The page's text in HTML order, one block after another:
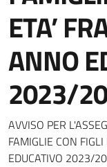
ETA’
ANNO
2023/
Dettagli
AVVISO PER
FAMIGLIE CON
EDUCATIVO 2023/